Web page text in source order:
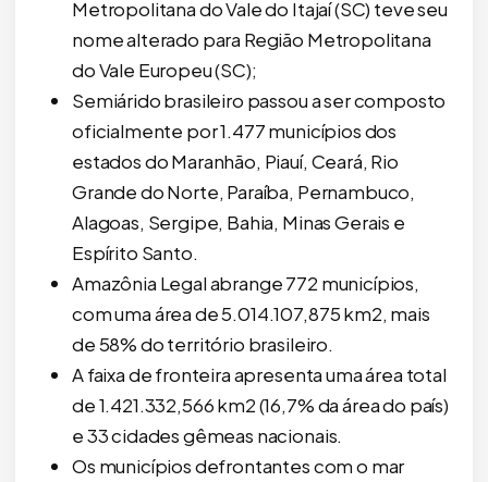
Metropolitana do Vale do Itajaí (SC) teve seu
nome alterado para Região Metropolitana
do Vale Europeu (SC);
Semiárido brasileiro passou a ser composto
oficialmente por 1.477 municípios dos
estados do Maranhão, Piauí, Ceará, Rio
Grande do Norte, Paraíba, Pernambuco,
Alagoas, Sergipe, Bahia, Minas Gerais e
Espírito Santo.
Amazônia Legal abrange 772 municípios,
com uma área de 5.014.107,875 km2, mais
de 58% do território brasileiro.
A faixa de fronteira apresenta uma área total
de 1.421.332,566 km2 (16,7% da área do país)
e 33 cidades gêmeas nacionais.
Os municípios defrontantes com o mar